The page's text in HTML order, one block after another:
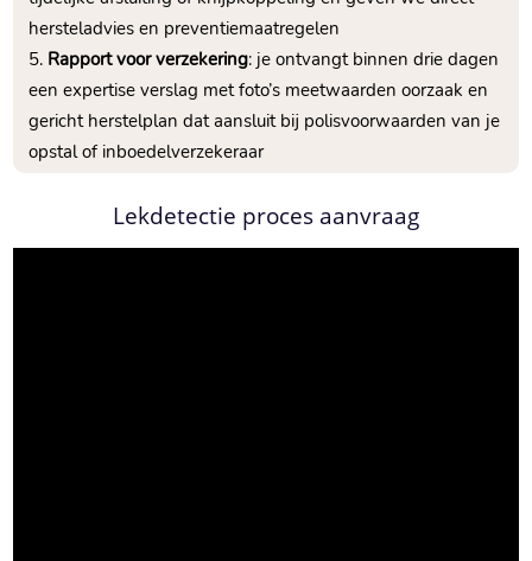
hersteladvies en preventiemaatregelen
Rapport voor verzekering: je ontvangt binnen drie dagen
een expertise verslag met foto’s meetwaarden oorzaak en
gericht herstelplan dat aansluit bij polisvoorwaarden van je
opstal of inboedelverzekeraar
Lekdetectie proces aanvraag